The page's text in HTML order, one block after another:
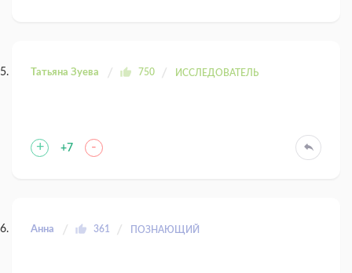
Татьяна Зуева 750 ИССЛЕДОВАТЕЛЬ
+ +7 -
Анна 361 ПОЗНАЮЩИЙ